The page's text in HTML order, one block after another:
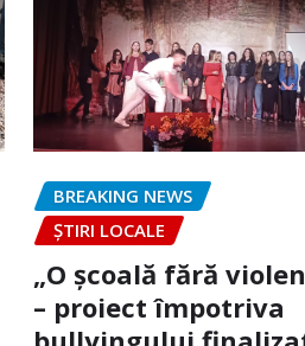
BREAKING NEWS
ȘTIRI LOCALE
„O școală fără
– proiect împotriva